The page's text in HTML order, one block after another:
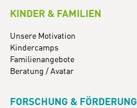
KINDER & FAMILIEN
Unsere Motivation
Kindercamps
Familienangebote
Beratung / Avatar
FORSCHUNG & FÖRDERUNG